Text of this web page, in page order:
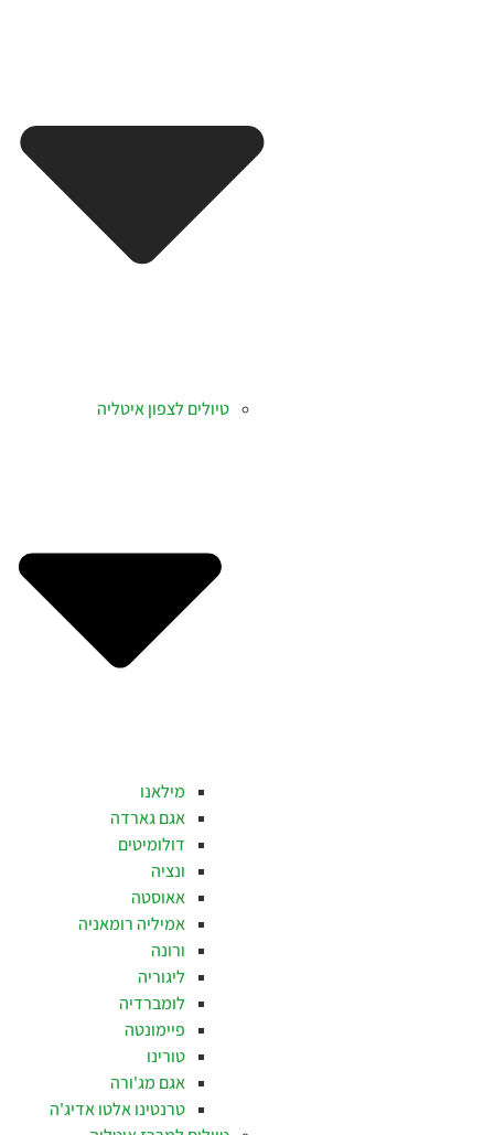
טיולים לצפון איטליה
מילאנו
אגם גארדה
דולומיטים
ונציה
אאוסטה
אמיליה רומאניה
ורונה
ליגוריה
לומברדיה
פיימונטה
טורינו
אגם מג'ורה
טרנטינו אלטו אדיג'ה